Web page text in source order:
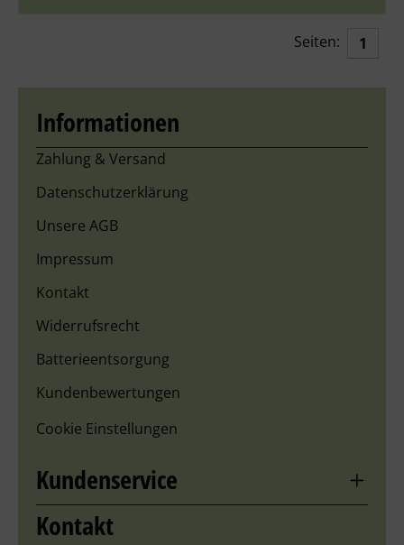
Seiten: 1
Informationen
Zahlung & Versand
Datenschutzerklärung
Unsere AGB
Impressum
Kontakt
Widerrufsrecht
Batterieentsorgung
Kundenbewertungen
Cookie Einstellungen
Kundenservice
Kontakt